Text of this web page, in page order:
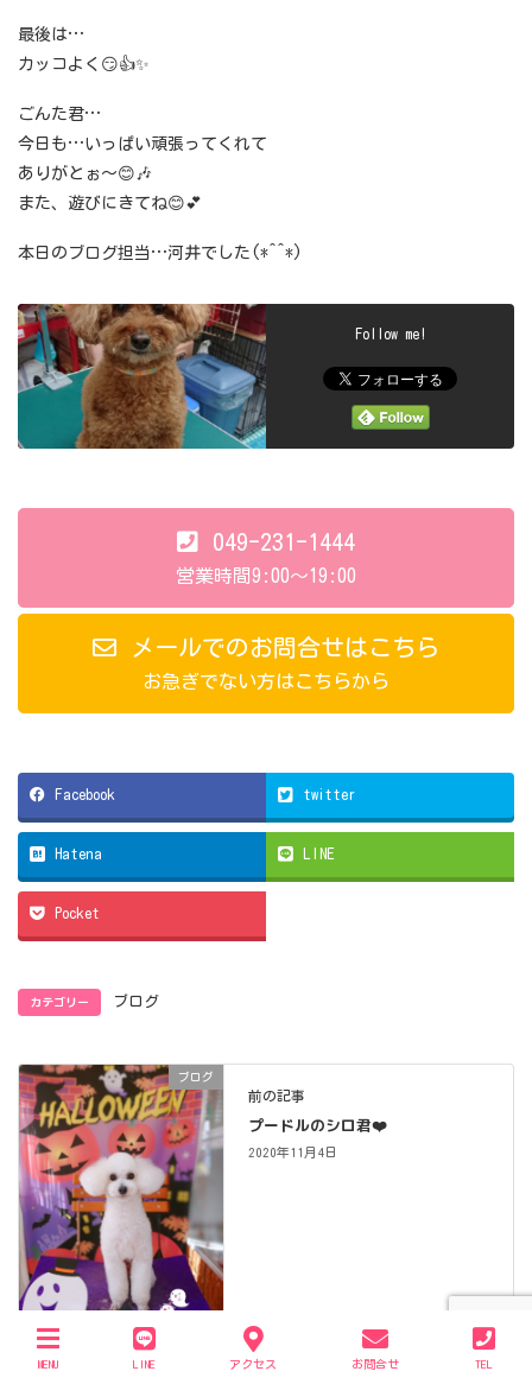
最後は…
カッコよく😏👍✨
ごんた君…
今日も…いっぱい頑張ってくれて
ありがとぉ～😊🎶
また、遊びにきてね😊💕
本日のブログ担当…河井でした(*^^*)
Follow me!
049-231-1444
営業時間9:00～19:00
メールでのお問合せはこちら
お急ぎでない方はこちらから
Facebook twitter
Hatena LINE
Pocket
カテゴリー ブログ
ブログ
前の記事
プードルのシロ君❤️
2020年11月4日
MENU LINE アクセス お問合せ TEL